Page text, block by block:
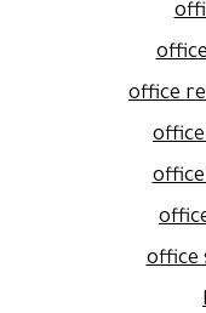
office
office
office